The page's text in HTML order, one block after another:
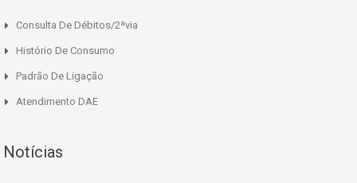
Consulta De Débitos/2ªvia
Histório De Consumo
Padrão De Ligação
Atendimento DAE
Notícias